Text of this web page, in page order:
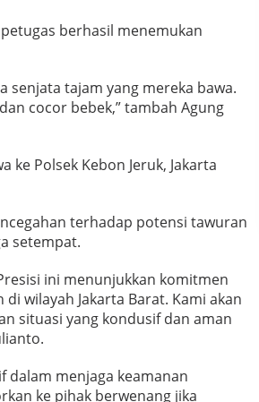
berhasil menemukan
senjata tajam yang mereka bawa.
cocor bebek,” tambah Agung
Polsek Kebon Jeruk, Jakarta
terhadap potensi tawuran
setempat.
ini menunjukkan komitmen
wilayah Jakarta Barat. Kami akan
situasi yang kondusif dan aman
menjaga keamanan
ke pihak berwenang jika